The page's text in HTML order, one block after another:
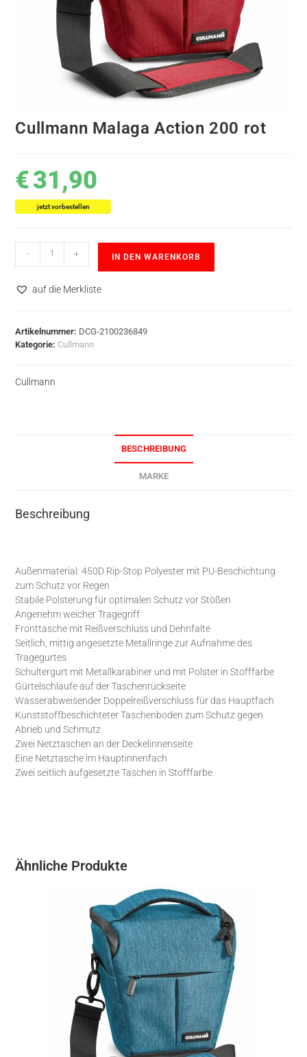
Cullmann Malaga Action 200 rot
€31,90
jetzt vorbestellen
- + IN DEN WARENKORB
auf die Merkliste
Artikelnummer: DCG-2100236849
Kategorie: Cullmann
Cullmann
BESCHREIBUNG
MARKE
Beschreibung
Außenmaterial: 450D Rip-Stop Polyester mit PU-Beschichtung
zum Schutz vor Regen
Stabile Polsterung für optimalen Schutz vor Stößen
Angenehm weicher Tragegriff
Fronttasche mit Reißverschluss und Dehnfalte
Seitlich, mittig angesetzte Metallringe zur Aufnahme des
Tragegurtes
Schultergurt mit Metallkarabiner und mit Polster in Stofffarbe
Gürtelschlaufe auf der Taschenrückseite
Wasserabweisender Doppelreißverschluss für das Hauptfach
Kunststoffbeschichteter Taschenboden zum Schutz gegen
Abrieb und Schmutz
Zwei Netztaschen an der Deckelinnenseite
Eine Netztasche im Hauptinnenfach
Zwei seitlich aufgesetzte Taschen in Stofffarbe
Ähnliche Produkte